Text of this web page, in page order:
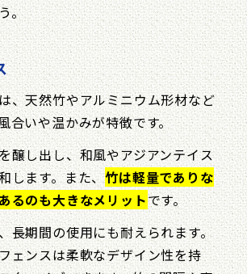
。
、天然竹やアルミニウム形材など
合いや温かみが特徴です。
醸し出し、和風やアジアンテイス
します。また、竹は軽量でありな
るのも大きなメリットです。
長期間の使用にも耐えられます。
ェンスは柔軟なデザイン性を持